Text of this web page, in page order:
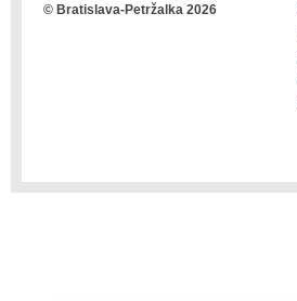
© Bratislava-Petržalka 2026